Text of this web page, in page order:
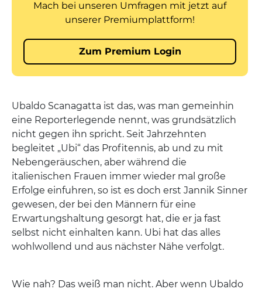
Ubaldo Scanagatta ist das, was man gemeinhin
eine Reporterlegende nennt, was grundsätzlich
nicht gegen ihn spricht. Seit Jahrzehnten
begleitet „Ubi“ das Profitennis, ab und zu mit
Nebengeräuschen, aber während die
italienischen Frauen immer wieder mal große
Erfolge einfuhren, so ist es doch erst Jannik Sinner
gewesen, der bei den Männern für eine
Erwartungshaltung gesorgt hat, die er ja fast
selbst nicht einhalten kann. Ubi hat das alles
wohlwollend und aus nächster Nähe verfolgt.
Wie nah? Das weiß man nicht. Aber wenn Ubaldo